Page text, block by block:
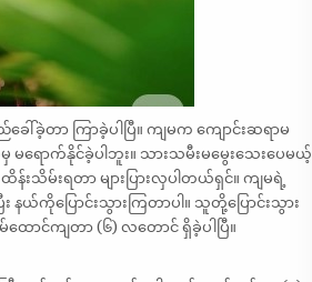
ါ်ခဲ့တာ ကြာခဲ့ပါပြီ။ ကျမက ကျောင်းဆရာမ
ောက်နိုင်ခဲ့ပါဘူး။ သားသမီးမမွေးသေးပေမယ့်
မ်းရတာ များပြားလှပါတယ်ရှင်။ ကျမရဲ့
ကိုပြောင်းသွားကြတာပါ။ သူတို့ပြောင်းသွား
ောင်ကျတာ (၆) လတောင် ရှိခဲ့ပါပြီ။